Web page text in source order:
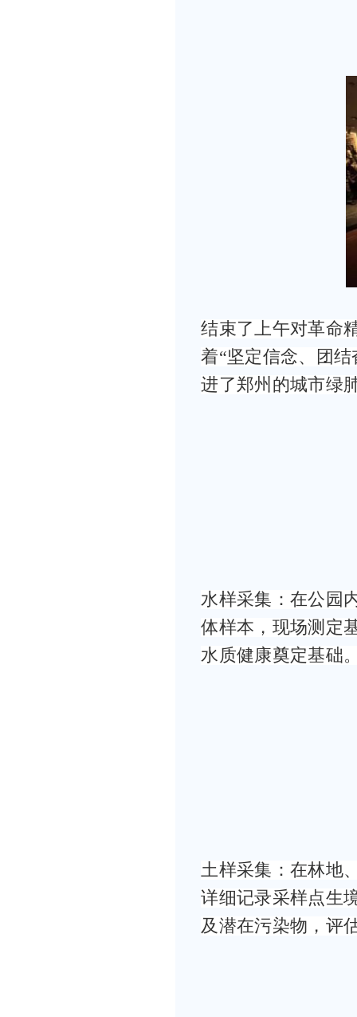
结束了上午对革命
着“坚定信念、团
进了郑州的城市绿
水样采集：在公园
体样本，现场测定
水质健康奠定基础
土样采集：在林地
详细记录采样点生
及潜在污染物，评